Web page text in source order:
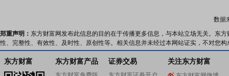
数据
郑重声明： 东方财富网发布此信息的目的在于传播更多信息，与本站立场无关。东
性、完整性、有效性、及时性、原创性等。相关信息并未经过本网站证实，不对您
东方财富 东方财富产品 证券交易 关注东方财富